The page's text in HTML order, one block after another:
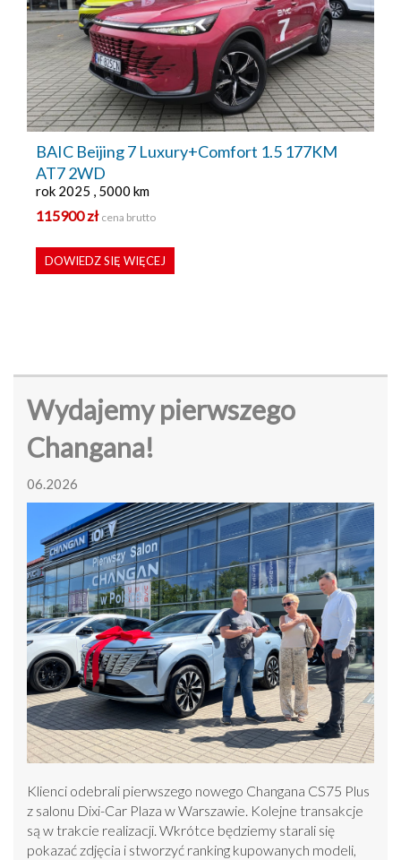
BAIC Beijing 7 Luxury+Comfort 1.5 177KM
AT7 2WD
rok 2025 , 5000 km
115900 zł cena brutto
DOWIEDZ SIĘ WIĘCEJ
Wydajemy pierwszego
Changana!
06.2026
Klienci odebrali pierwszego nowego Changana CS75 Plus
z salonu Dixi-Car Plaza w Warszawie. Kolejne transakcje
są w trakcie realizacji. Wkrótce będziemy starali się
pokazać zdjęcia i stworzyć ranking kupowanych modeli,